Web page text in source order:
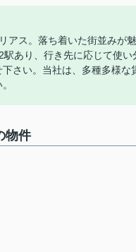
アス。落ち着いた街並みが
あり、行き先に応じて使
さい。当社は、多種多様
物件